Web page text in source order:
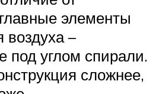
элементы
воздуха –
под углом спирали.
сложнее,